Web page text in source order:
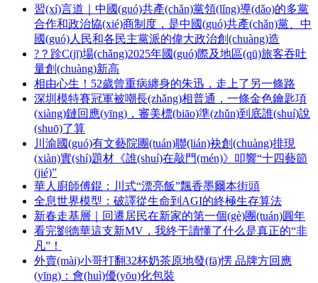
習(xí)言道｜中國(guó)共產(chǎn)黨領(lǐng)導(dǎo)的多黨
合作和政治協(xié)商制度，是中國(guó)共產(chǎn)黨、中
國(guó)人民和各民主黨派的偉大政治創(chuàng)造
?？跈C(jī)場(chǎng)2025年國(guó)際及地區(qū)旅客吞吐
量創(chuàng)新高
相由心生！52歲曾重病纏身的朱迅，走上了另一條路
深圳模特賽冠軍被嘲長(zhǎng)相普通，一條金色鑰匙項
(xiàng)鏈回應(yīng)，審美標(biāo)準(zhǔn)到底誰(shuí)說
(shuō)了算
川渝國(guó)有文藝院團(tuán)聯(lián)袂創(chuàng)排現
(xiàn)實(shí)題材《誰(shuí)在敲門(mén)》叩響“十四藝節
(jié)”
華人廚師傅錕：川式“漂亮飯”飄香墨爾本街頭
全息世界模型：破譯從生命到AGI的終極生存算法
新春走基層｜回遷居民在新家的第一個(gè)團(tuán)圓年
看完劉德華這支新MV，我終于讀懂了什么是真正的“非
凡”！
外賣(mài)小哥打翻32杯奶茶原地發(fā)愣 品牌方回應
(yīng)：會(huì)優(yōu)化包裝